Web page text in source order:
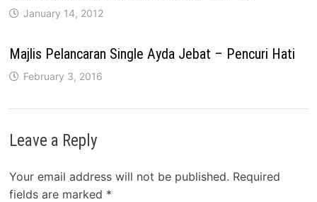
January 14, 2012
Majlis Pelancaran Single Ayda Jebat – Pencuri Hati
February 3, 2016
Leave a Reply
Your email address will not be published. Required
fields are marked *